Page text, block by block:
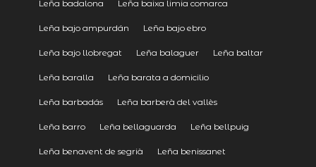
Leña badalona Leña baixa limia comarca
Leña bajo ampurdán Leña bajo ebro
Leña bajo llobregat Leña balaguer Leña baltar
Leña baralla Leña barata a domicilio
Leña barbadás Leña barberà del vallès
Leña barro Leña bellaguarda Leña bellpuig
Leña benavent de segrià Leña benissanet